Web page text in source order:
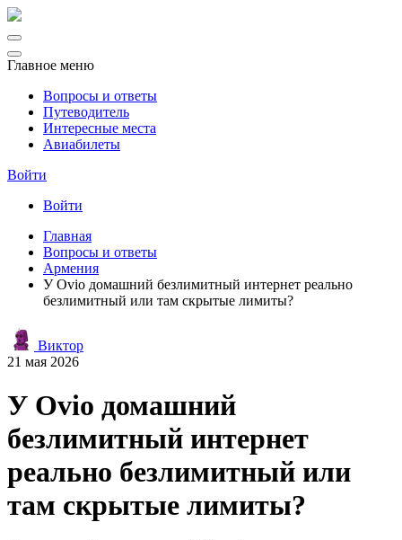
Главное меню
Вопросы и ответы
Путеводитель
Интересные места
Авиабилеты
Войти
Войти
Главная
Вопросы и ответы
Армения
У Ovio домашний безлимитный интернет реально
безлимитный или там скрытые лимиты?
Виктор
21 мая 2026
У Ovio домашний
безлимитный интернет
реально безлимитный или
там скрытые лимиты?